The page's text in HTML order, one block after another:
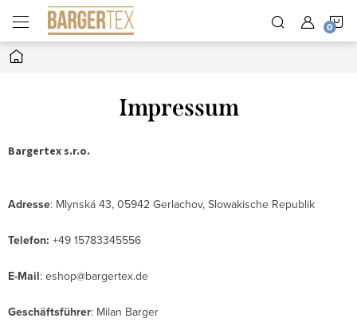
Inhalt
springen
Startseite
Impressum
Bargertex s.r.o.
Adresse: Mlynská 43, 05942 Gerlachov, Slowakische Republik
Telefon: +49 15783345556
E-Mail: eshop@bargertex.de
Geschäftsführer: Milan Barger